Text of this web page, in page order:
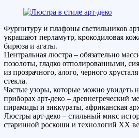
Фурнитуру и плафоны светильников
украшают перламутр, крокодиловая
бирюза и агаты.
Центральная люстра – обязательно
позолоты, гладко отполированными,
из прозрачного, алого, черного
стекла.
Частые узоры, которые можно увидеть
приборах арт-деко – древнегреческий
пирамиды и зиккураты, африканская
Люстры арт-деко – стильный микс
старинной роскоши и технологий XX